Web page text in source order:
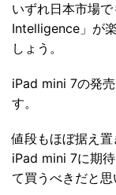
いずれ日本市場
Intelligence」が
しょう。
iPad mini 7の発
す。
値段もほぼ据え置
iPad mini 7に期
て買うべきだと思